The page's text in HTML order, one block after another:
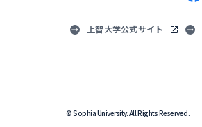
上智大学公式サイト
© Sophia University. All Rights Reserved.